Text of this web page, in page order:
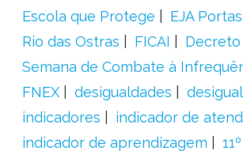
Escola que Protege
EJA
Rio das Ostras
FICAI
Semana de Combate à
FNEX
desigualdades
indicadores
indicador de
indicador de aprendizagem